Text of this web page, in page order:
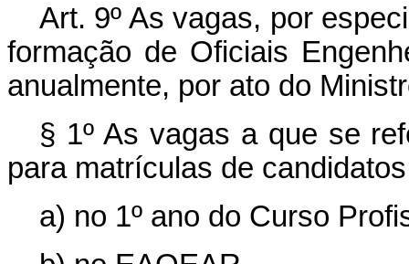
Art. 9º As vagas, por
formação de Oficiais
anualmente, por ato do
§ 1º As vagas a que se
para matrículas de
a) no 1º ano do Curso